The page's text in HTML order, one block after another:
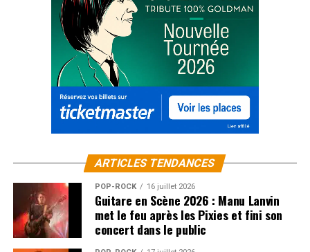
ARTICLES TENDANCES
POP-ROCK 16 juillet 2026
Guitare en Scène 2026 : Manu Lanvin
met le feu après les Pixies et fini son
concert dans le public